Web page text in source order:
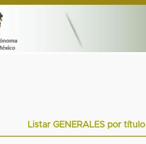
Listar GENERALES por título